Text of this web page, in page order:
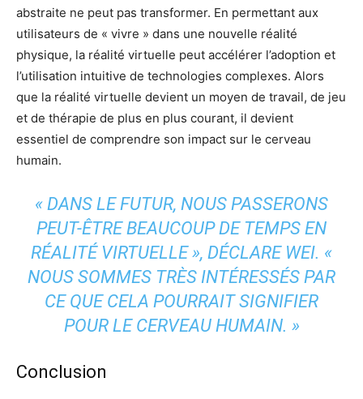
abstraite ne peut pas transformer. En permettant aux
utilisateurs de « vivre » dans une nouvelle réalité
physique, la réalité virtuelle peut accélérer l’adoption et
l’utilisation intuitive de technologies complexes. Alors
que la réalité virtuelle devient un moyen de travail, de jeu
et de thérapie de plus en plus courant, il devient
essentiel de comprendre son impact sur le cerveau
humain.
« DANS LE FUTUR, NOUS PASSERONS
PEUT-ÊTRE BEAUCOUP DE TEMPS EN
RÉALITÉ VIRTUELLE », DÉCLARE WEI. «
NOUS SOMMES TRÈS INTÉRESSÉS PAR
CE QUE CELA POURRAIT SIGNIFIER
POUR LE CERVEAU HUMAIN. »
Conclusion